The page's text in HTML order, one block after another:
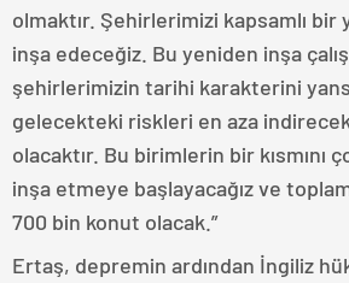
olmaktır. Şehirlerimizi kapsamlı bir
inşa edeceğiz. Bu yeniden inşa
şehirlerimizin tarihi karakterini
gelecekteki riskleri en aza
olacaktır. Bu birimlerin bir kısmını
inşa etmeye başlayacağız ve
700 bin konut olacak.”
Ertaş, depremin ardından İngiliz